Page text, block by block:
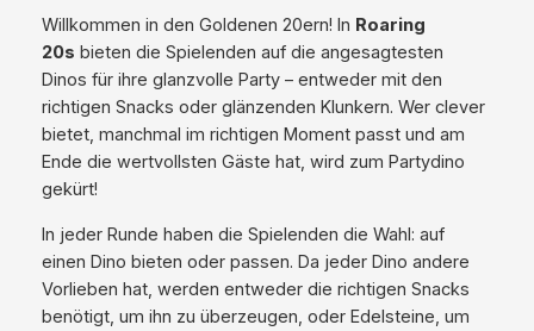
Willkommen in den Goldenen 20ern! In Roaring
20s bieten die Spielenden auf die angesagtesten
Dinos für ihre glanzvolle Party – entweder mit den
richtigen Snacks oder glänzenden Klunkern. Wer clever
bietet, manchmal im richtigen Moment passt und am
Ende die wertvollsten Gäste hat, wird zum Partydino
gekürt!
In jeder Runde haben die Spielenden die Wahl: auf
einen Dino bieten oder passen. Da jeder Dino andere
Vorlieben hat, werden entweder die richtigen Snacks
benötigt, um ihn zu überzeugen, oder Edelsteine, um